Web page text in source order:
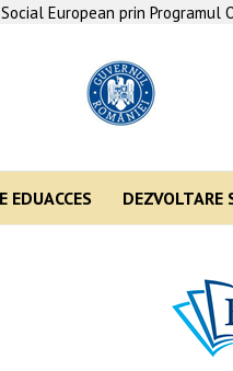
European prin Programul
EDUACCES DEZVOLTARE